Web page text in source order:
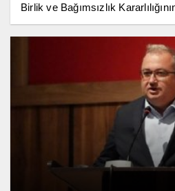
Birlik ve Bağımsızlık